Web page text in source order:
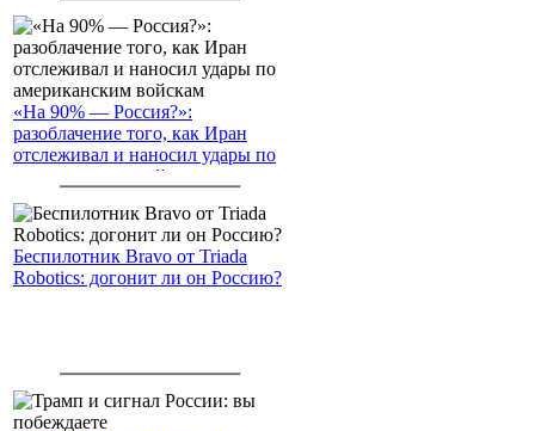
«На 90% — Россия?»:
разоблачение того, как Иран
отслеживал и наносил удары по
американским войскам
Беспилотник Bravo от Triada
Robotics: догонит ли он Россию?